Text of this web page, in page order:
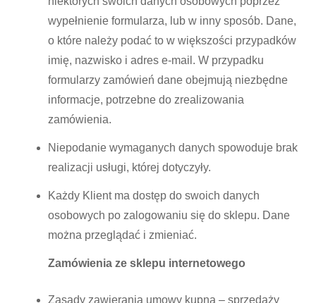
wypełnienie formularza, lub w inny sposób. Dane,
o które należy podać to w większości przypadków
imię, nazwisko i adres e-mail. W przypadku
formularzy zamówień dane obejmują niezbędne
informacje, potrzebne do zrealizowania
zamówienia.
Niepodanie wymaganych danych spowoduje brak
realizacji usługi, której dotyczyły.
Każdy Klient ma dostęp do swoich danych
osobowych po zalogowaniu się do sklepu. Dane
można przeglądać i zmieniać.
Zamówienia ze sklepu internetowego
Zasady zawierania umowy kupna – sprzedaży